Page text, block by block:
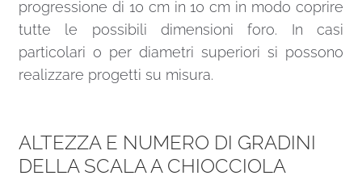
progressione di 10 cm in 10 cm in modo coprire
tutte le possibili dimensioni foro. In casi
particolari o per diametri superiori si possono
realizzare progetti su misura.
ALTEZZA E NUMERO DI GRADINI
DELLA SCALA A CHIOCCIOLA